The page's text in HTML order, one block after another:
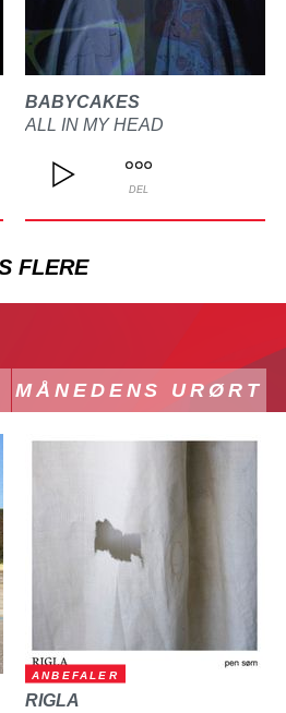
BABYCAKES
ALL IN MY HEAD
DEL
FLERE
MÅNEDENS URØRT
ANBEFALER
RIGLA